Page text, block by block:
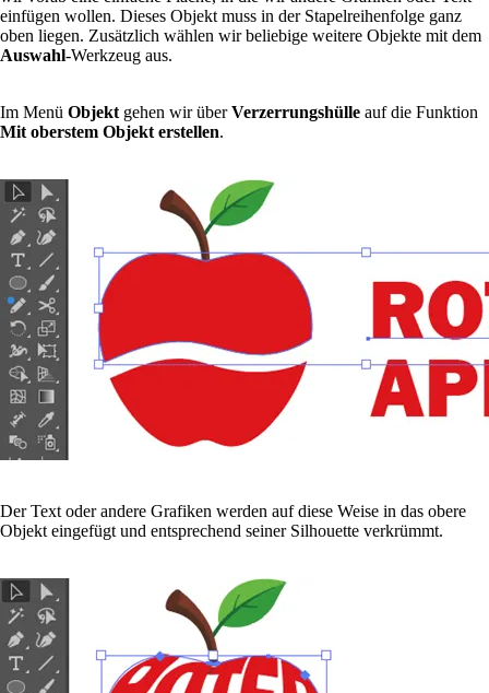
einfügen wollen. Dieses Objekt muss in der Stapelreihenfolge ganz
oben liegen. Zusätzlich wählen wir beliebige weitere Objekte mit dem
Auswahl-Werkzeug aus.
Im Menü Objekt gehen wir überVerzerrungshülle auf die Funktion
Mit oberstem Objekt erstellen.
Der Text oder andere Grafiken werden auf diese Weise in das obere
Objekt eingefügt und entsprechend seiner Silhouette verkrümmt.